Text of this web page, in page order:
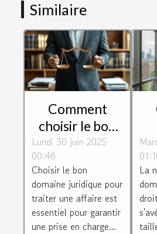
Similaire
Comment
choisir le bon
domaine
juridique pour
votre affaire ?
Lundi 30 juin 2025
00:46
Choisir le bon
domaine juridique pour
traiter une affaire est
essentiel pour garantir
une prise en charge...
La